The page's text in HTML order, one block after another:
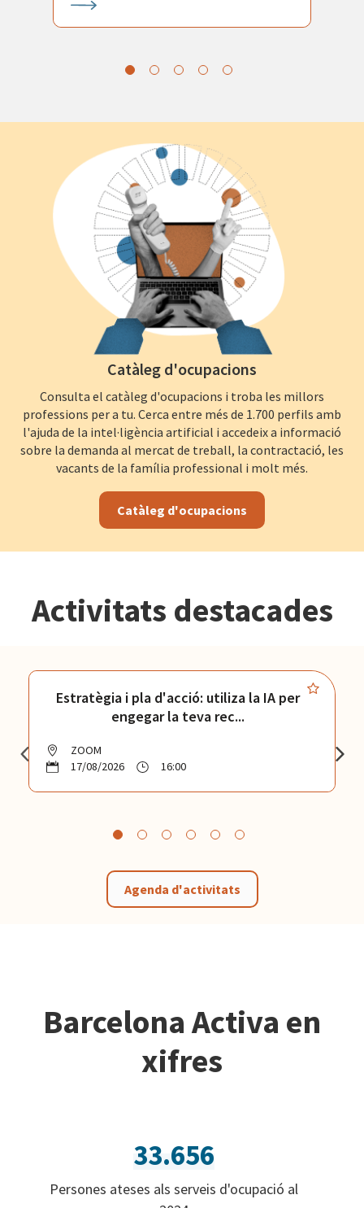
Catàleg d'ocupacions
Consulta el catàleg d'ocupacions i troba les millors
professions per a tu. Cerca entre més de 1.700 perfils amb
l'ajuda de la intel·ligència artificial i accedeix a informació
sobre la demanda al mercat de treball, la contractació, les
vacants de la família professional i molt més.
Catàleg d'ocupacions
Activitats destacades
Estratègia i pla d'acció: utiliza la IA per
engegar la teva rec...
ZOOM
17/08/2026
16:00
Agenda d'activitats
Barcelona Activa en
xifres
33.656
Persones ateses als serveis d'ocupació al